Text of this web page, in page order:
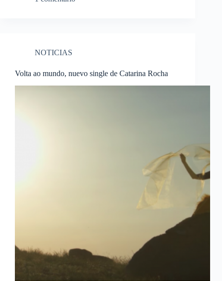
NOTICIAS
Volta ao mundo, nuevo single de Catarina Rocha